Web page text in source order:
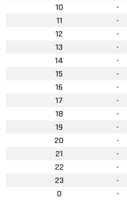
10
-
11
-
12
-
13
-
14
-
15
-
16
-
17
-
18
-
19
-
20
-
21
-
22
-
23
-
0
-